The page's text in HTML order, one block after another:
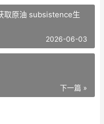
取原油 subsistence生
2026-06-03
下一篇 »